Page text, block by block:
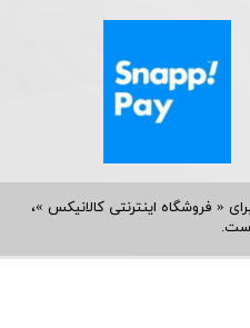
برای « فروشگاه اینترنتی کالانیکس »،